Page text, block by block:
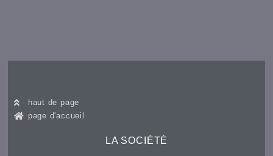
haut de page
page d'accueil
LA SOCIÉTÉ